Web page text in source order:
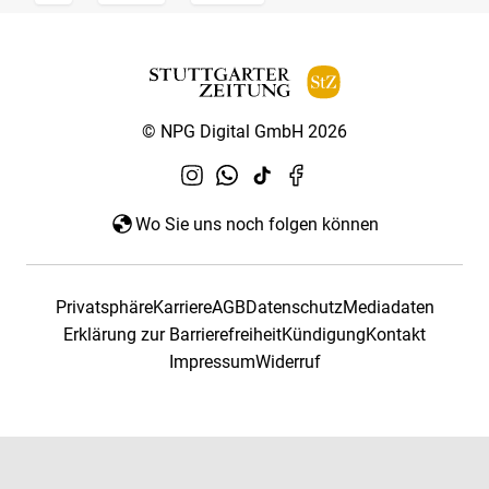
© NPG Digital GmbH 2026
Wo Sie uns noch folgen können
PrivatsphäreKarriereAGBDatenschutzMediadaten
Erklärung zur BarrierefreiheitKündigungKontakt
ImpressumWiderruf